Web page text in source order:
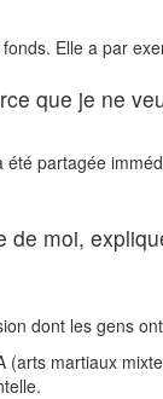
Elle a par
que je ne
partagée
moi,
dont les gens
(arts martiaux